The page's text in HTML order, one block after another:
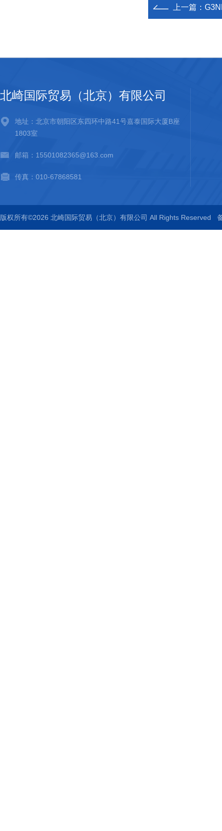
上一篇：
北崎国际贸易（北京）有限公司
地址：北京市朝阳区东四环中路41号嘉泰国际大厦B座
1803室
邮箱：15501082365@163.com
传真：010-67868581
版权所有©2026 北崎国际贸易（北京）有限公司 All Rights Reserved